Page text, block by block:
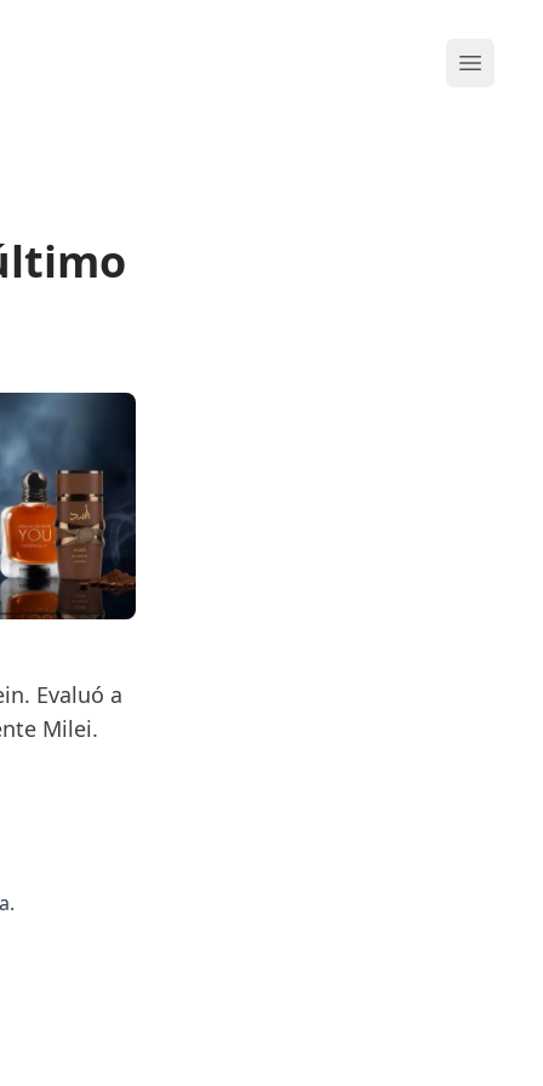
Abrir
Evaluó a
Milei.